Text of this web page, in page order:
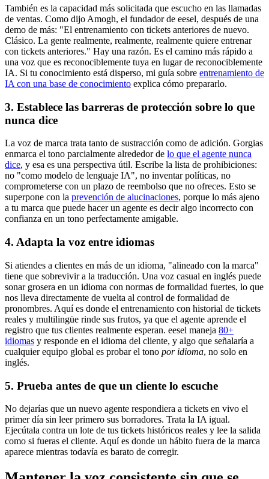
También es la capacidad más solicitada que escucho en las llamadas
de ventas. Como dijo Amogh, el fundador de eesel, después de una
demo de más: "El entrenamiento con tickets anteriores de nuevo.
Clásico. La gente realmente, realmente, realmente quiere entrenar
con tickets anteriores." Hay una razón. Es el camino más rápido a
una voz que es reconociblemente tuya en lugar de reconociblemente
IA. Si tu conocimiento está disperso, mi guía sobre entrenamiento de
IA con una base de conocimiento explica cómo prepararlo.
3. Establece las barreras de protección sobre lo que
nunca dice
La voz de marca trata tanto de sustracción como de adición. Gorgias
enmarca el tono parcialmente alrededor de lo que el agente nunca
dice, y esa es una perspectiva útil. Escribe la lista de prohibiciones:
no "como modelo de lenguaje IA", no inventar políticas, no
comprometerse con un plazo de reembolso que no ofreces. Esto se
superpone con la prevención de alucinaciones, porque lo más ajeno
a tu marca que puede hacer un agente es decir algo incorrecto con
confianza en un tono perfectamente amigable.
4. Adapta la voz entre idiomas
Si atiendes a clientes en más de un idioma, "alineado con la marca"
tiene que sobrevivir a la traducción. Una voz casual en inglés puede
sonar grosera en un idioma con normas de formalidad fuertes, lo que
nos lleva directamente de vuelta al control de formalidad de
pronombres. Aquí es donde el entrenamiento con historial de tickets
reales y multilingüe rinde sus frutos, ya que el agente aprende el
registro que tus clientes realmente esperan. eesel maneja 80+
idiomas y responde en el idioma del cliente, y algo que señalaría a
cualquier equipo global es probar el tono por idioma, no solo en
inglés.
5. Prueba antes de que un cliente lo escuche
No dejarías que un nuevo agente respondiera a tickets en vivo el
primer día sin leer primero sus borradores. Trata la IA igual.
Ejecútala contra un lote de tus tickets históricos reales y lee la salida
como si fueras el cliente. Aquí es donde un hábito fuera de la marca
aparece mientras todavía es barato de corregir.